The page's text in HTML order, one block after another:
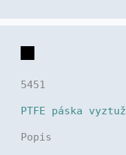
5451
PTFE páska
Popis